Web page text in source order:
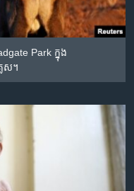
Park ក្នុង​
ស។